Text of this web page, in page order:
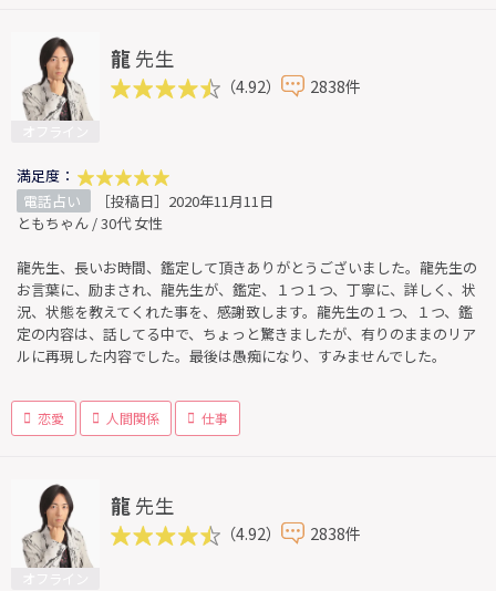
龍 先生
（4.92） 2838件
満足度：
電話占い
［投稿日］2020年11月11日
ともちゃん / 30代 女性
龍先生、長いお時間、鑑定して頂きありがとうございました。龍先生の
お言葉に、励まされ、龍先生が、鑑定、１つ１つ、丁寧に、詳しく、状
況、状態を教えてくれた事を、感謝致します。龍先生の１つ、１つ、鑑
定の内容は、話してる中で、ちょっと驚きましたが、有りのままのリア
ルに再現した内容でした。最後は愚痴になり、すみませんでした。
恋愛 人間関係 仕事
龍 先生
（4.92） 2838件